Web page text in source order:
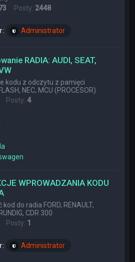
Posty: 2448
Administrator
RADIA: AUDI, SEAT,
kodu z odczytu z pamięci
NEC, MCU (PROCESOR)
4
WPROWADZANIA KODU
do radia FORD, RENAULT,
CDR 300
Posty: 1
Administrator